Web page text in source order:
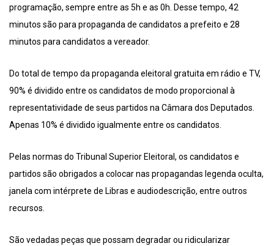
programação, sempre entre as 5h e as 0h. Desse tempo, 42
minutos são para propaganda de candidatos a prefeito e 28
minutos para candidatos a vereador.
Do total de tempo da propaganda eleitoral gratuita em rádio e TV,
90% é dividido entre os candidatos de modo proporcional à
representatividade de seus partidos na Câmara dos Deputados.
Apenas 10% é dividido igualmente entre os candidatos.
Pelas normas do Tribunal Superior Eleitoral, os candidatos e
partidos são obrigados a colocar nas propagandas legenda oculta,
janela com intérprete de Libras e audiodescrição, entre outros
recursos.
São vedadas peças que possam degradar ou ridicularizar